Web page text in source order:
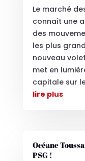
Le marché
connaît une
des
les plus
nouveau
met en
capitale sur
lire plus
Océane
PSG !